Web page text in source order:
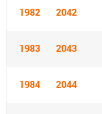
1982 2042
1983 2043
1984 2044